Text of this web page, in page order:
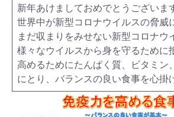
新年あけましておめでとうございま
世界中が新型コロナウイルスの脅威
まだ収まりをみせない新型コロナウ
様々なウイルスから身を守るために
高めるためにたんぱく質、ビタミン
にとり、バランスの良い食事を心掛